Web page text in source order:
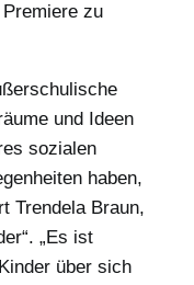
zu
und Ideen
sozialen
haben,
Trendela Braun,
„Es ist
über sich